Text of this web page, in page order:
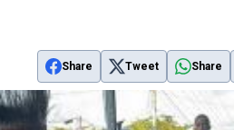
Share Tweet Share